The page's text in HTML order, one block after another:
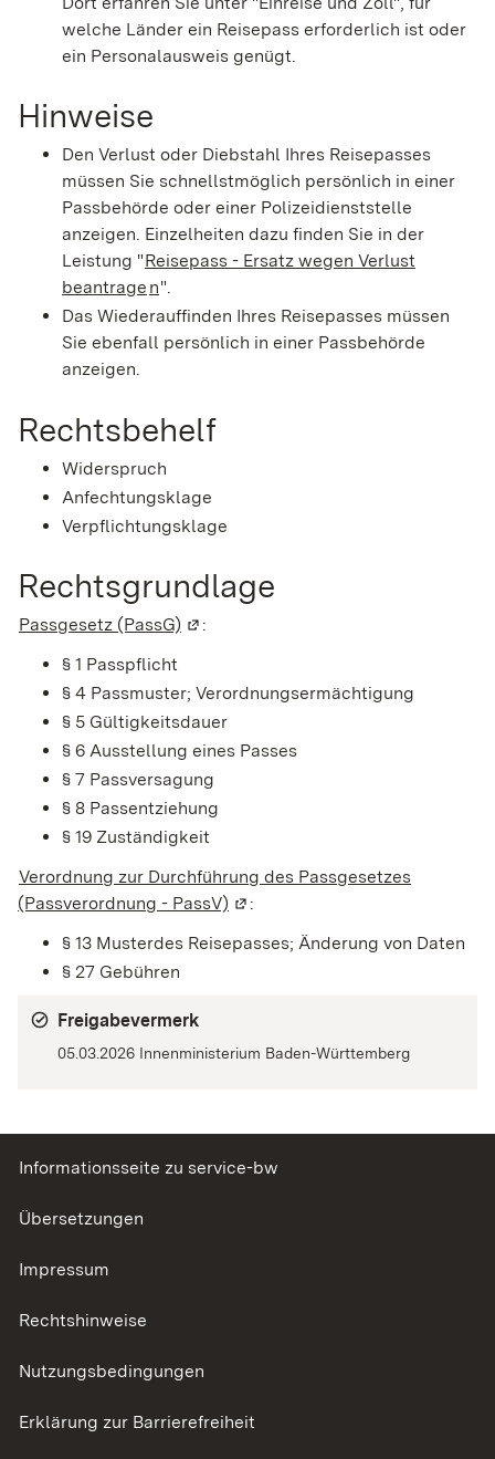
welche Länder ein Reisepass erforderlich ist oder
ein Personalausweis genügt.
Hinweise
Den Verlust oder Diebstahl Ihres Reisepasses
müssen Sie schnellstmöglich persönlich in einer
Passbehörde oder einer Polizeidienststelle
anzeigen. Einzelheiten dazu finden Sie in der
Leistung "Reisepass - Ersatz wegen Verlust
beantrage n".
Das Wiederauffinden Ihres Reisepasses müssen
Sie ebenfall persönlich in einer Passbehörde
anzeigen.
Rechtsbehelf
Widerspruch
Anfechtungsklage
Verpflichtungsklage
Rechtsgrundlage
Passgesetz (PassG) (Wird in einem neuen Fenster
:
§ 1 Passpflicht
§ 4 Passmuster; Verordnungsermächtigung
§ 5 Gültigkeitsdauer
§ 6 Ausstellung eines Passes
§ 7 Passversagung
§ 8 Passentziehung
§ 19 Zuständigkeit
Verordnung zur Durchführung des Passgesetzes
(Passverordnung - PassV) (Wird in einem neuen Fenster
:
§ 13 Musterdes Reisepasses; Änderung von Daten
§ 27 Gebühren
Freigabevermerk
05.03.2026 Innenministerium Baden-Württemberg
Informationsseite zu service-bw
Übersetzungen
Impressum
Rechtshinweise
Nutzungsbedingungen
Erklärung zur Barrierefreiheit